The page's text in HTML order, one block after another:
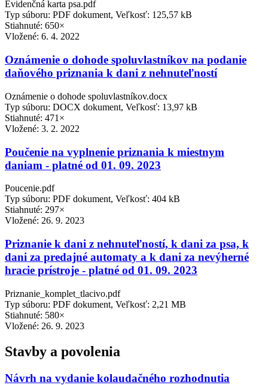
Evidenčná karta psa.pdf
Typ súboru: PDF dokument, Veľkosť: 125,57 kB
Stiahnuté: 650×
Vložené: 6. 4. 2022
Oznámenie o dohode spoluvlastníkov na podanie
daňového priznania k dani z nehnuteľností
Oznámenie o dohode spoluvlastníkov.docx
Typ súboru: DOCX dokument, Veľkosť: 13,97 kB
Stiahnuté: 471×
Vložené: 3. 2. 2022
Poučenie na vyplnenie priznania k miestnym
daniam - platné od 01. 09. 2023
Poucenie.pdf
Typ súboru: PDF dokument, Veľkosť: 404 kB
Stiahnuté: 297×
Vložené: 26. 9. 2023
Priznanie k dani z nehnuteľností, k dani za psa, k
dani za predajné automaty a k dani za nevýherné
hracie prístroje - platné od 01. 09. 2023
Priznanie_komplet_tlacivo.pdf
Typ súboru: PDF dokument, Veľkosť: 2,21 MB
Stiahnuté: 580×
Vložené: 26. 9. 2023
Stavby a povolenia
Návrh na vydanie kolaudačného rozhodnutia